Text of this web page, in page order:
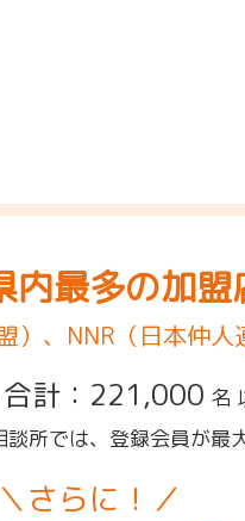
内最多の加盟
）、NNR（日本仲
合計：221,000 名
所では、登録会員が最
＼さらに！／